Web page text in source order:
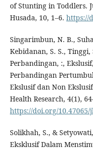
of Stunting in Toddlers.
Husada, 10, 1–6. https://
Singarimbun, N. B.,
Kebidanan, S. S.,
Perbandingan, :,
Perbandingan
Ekslusif dan Non
Health Research, 4(1),
https://doi.org/10.47065/
Solikhah, S., &
Eksklusif Dalam